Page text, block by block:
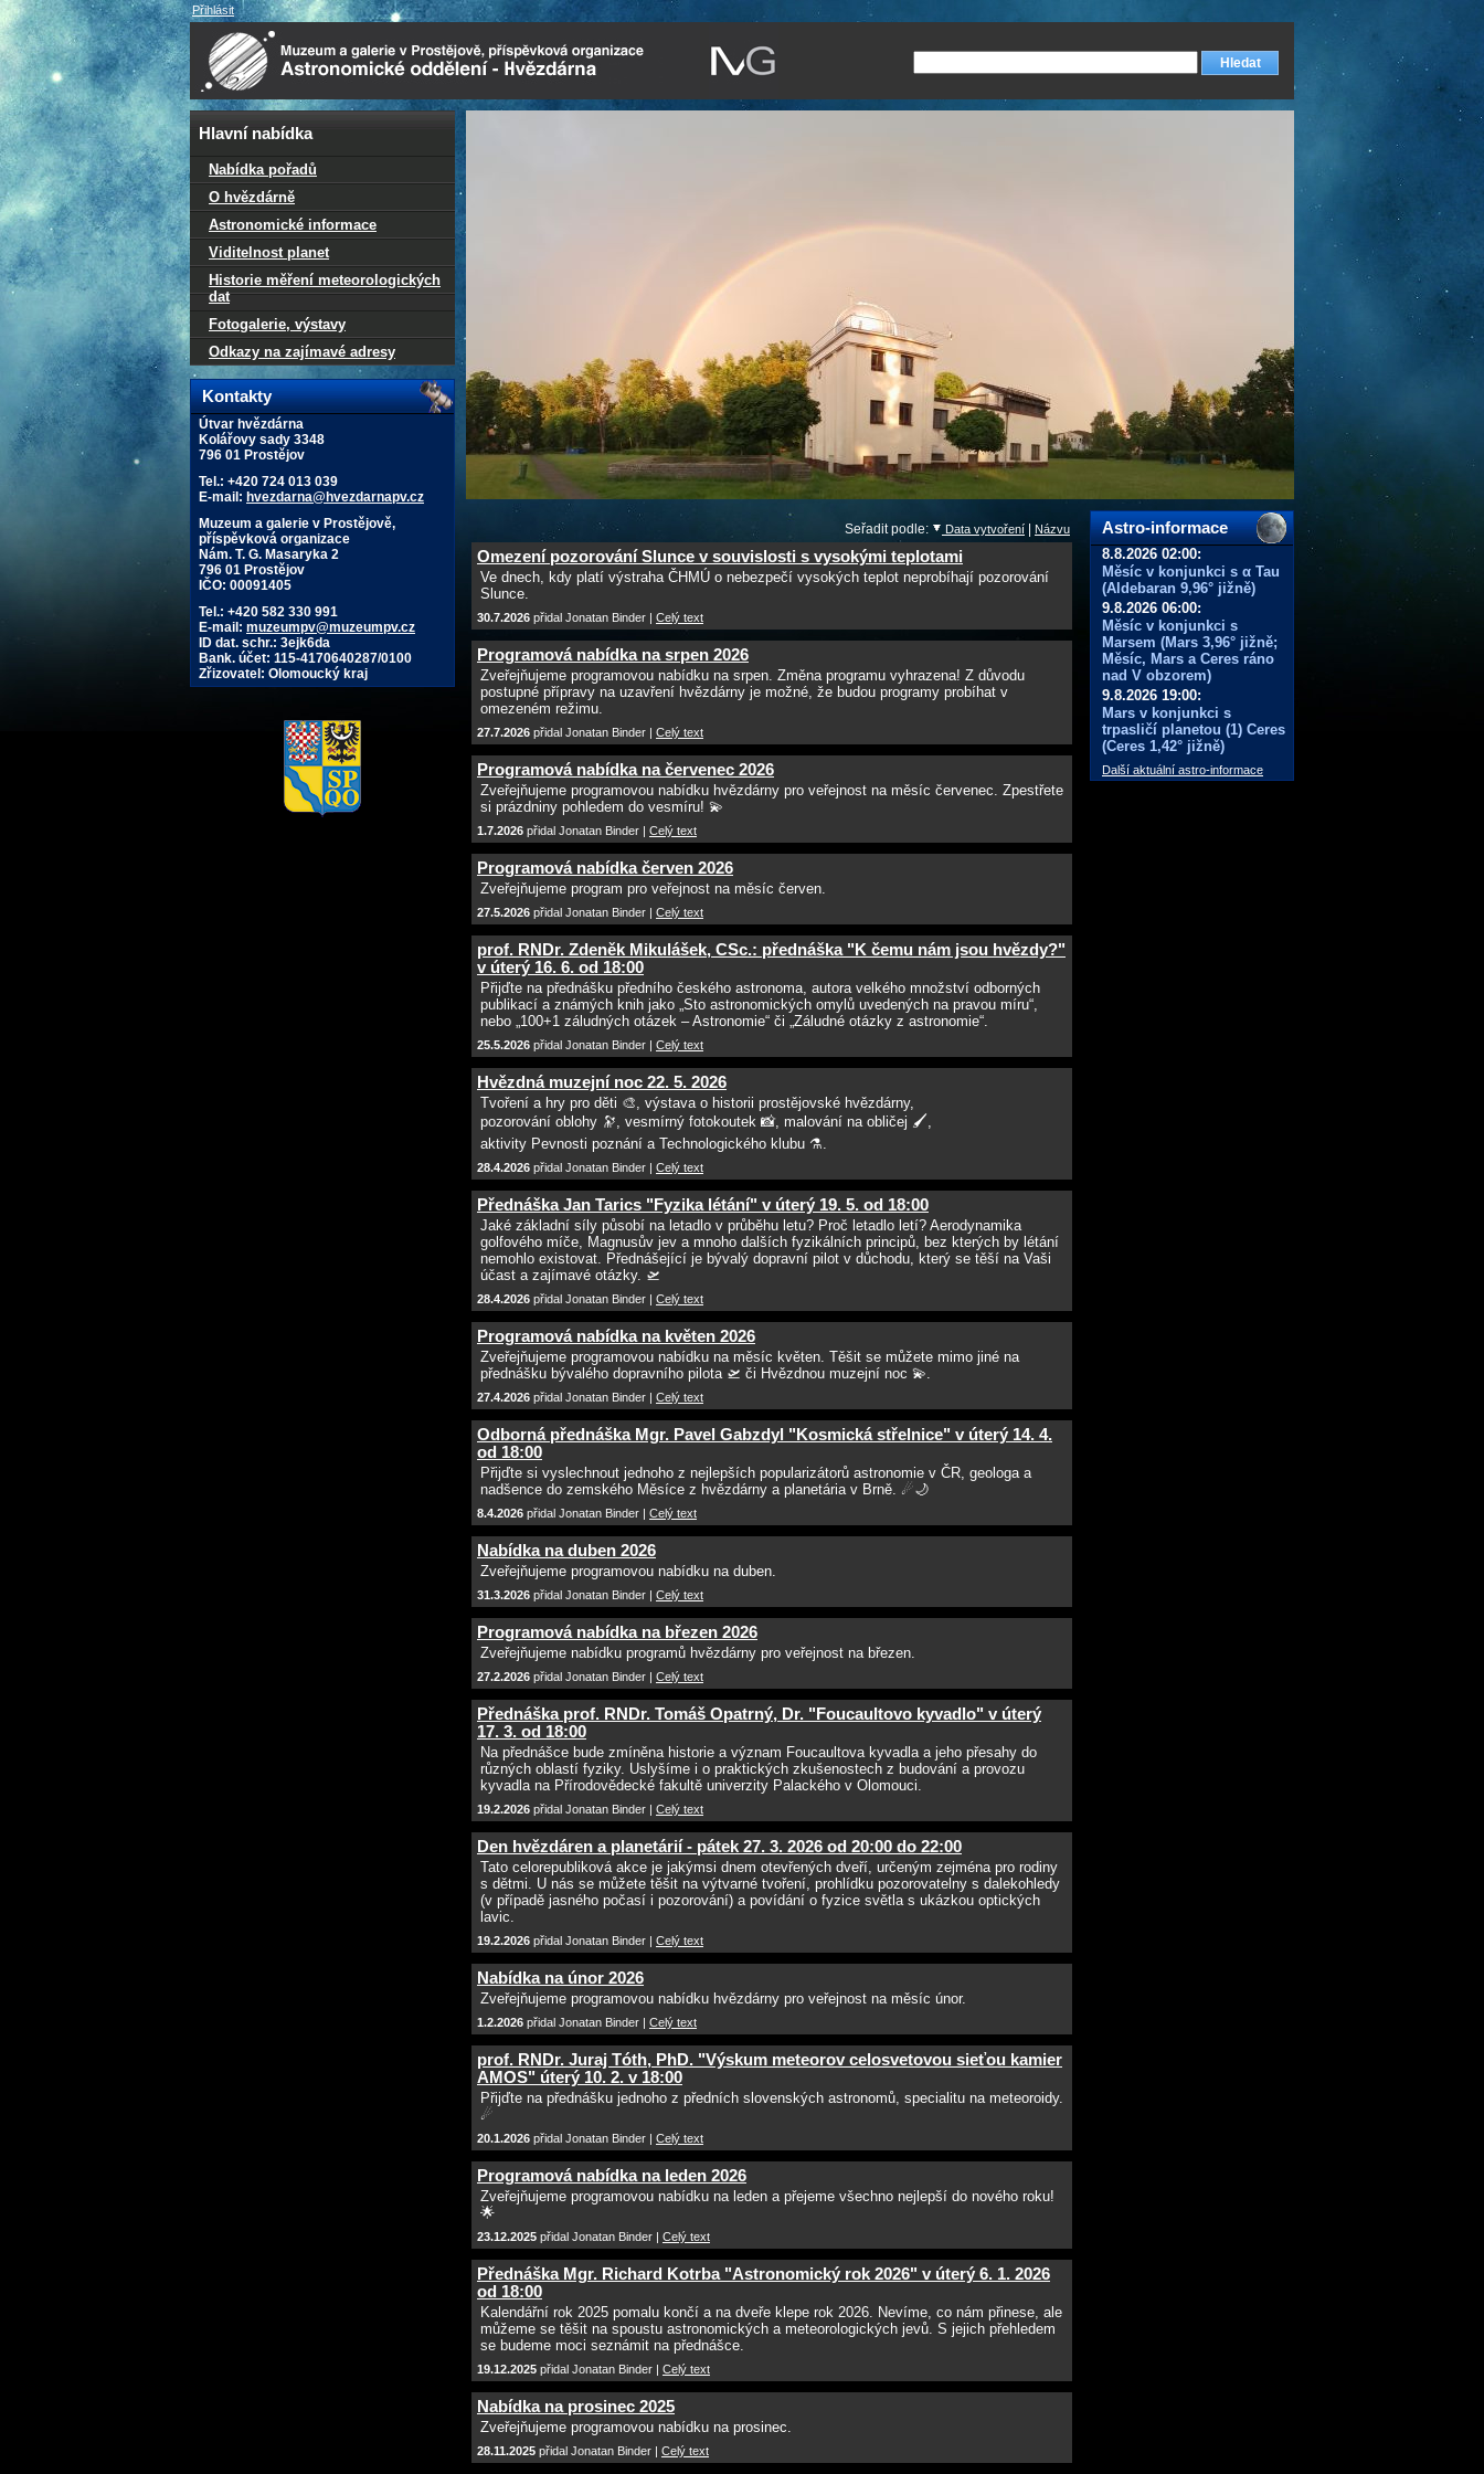
Hlavní nabídka
Nabídka pořadů
O hvězdárně
Astronomické informace
Viditelnost planet
Historie měření meteorologických
dat
Fotogalerie, výstavy
Odkazy na zajímavé adresy
Kontakty
Útvar hvězdárna
Kolářovy sady 3348
796 01 Prostějov
Tel.: +420 724 013 039
E-mail: hvezdarna@hvezdarnapv.cz
Muzeum a galerie v Prostějově,
příspěvková organizace
Nám. T. G. Masaryka 2
796 01 Prostějov
IČO: 00091405
Tel.: +420 582 330 991
E-mail: muzeumpv@muzeumpv.cz
ID dat. schr.: 3ejk6da
Bank. účet: 115-4170640287/0100
Zřizovatel: Olomoucký kraj
Seřadit podle: Data vytvoření Názvu
Omezení pozorování Slunce v souvislosti s vysokými teplotami
Ve dnech, kdy platí výstraha ČHMÚ o nebezpečí vysokých teplot neprobíhají pozorování
Slunce.
30.7.2026 přidal Jonatan Binder | Celý text
Programová nabídka na srpen 2026
Zveřejňujeme programovou nabídku na srpen. Změna programu vyhrazena! Z důvodu
postupné přípravy na uzavření hvězdárny je možné, že budou programy probíhat v
omezeném režimu.
27.7.2026 přidal Jonatan Binder | Celý text
Programová nabídka na červenec 2026
Zveřejňujeme programovou nabídku hvězdárny pro veřejnost na měsíc červenec. Zpestřete
si prázdniny pohledem do vesmíru! 💫
1.7.2026 přidal Jonatan Binder | Celý text
Programová nabídka červen 2026
Zveřejňujeme program pro veřejnost na měsíc červen.
27.5.2026 přidal Jonatan Binder | Celý text
prof. RNDr. Zdeněk Mikulášek, CSc.: přednáška "K čemu nám jsou hvězdy?"
v úterý 16. 6. od 18:00
Přijďte na přednášku předního českého astronoma, autora velkého množství odborných
publikací a známých knih jako „Sto astronomických omylů uvedených na pravou míru“,
nebo „100+1 záludných otázek – Astronomie“ či „Záludné otázky z astronomie“.
25.5.2026 přidal Jonatan Binder | Celý text
Hvězdná muzejní noc 22. 5. 2026
Tvoření a hry pro děti 🎨, výstava o historii prostějovské hvězdárny,
pozorování oblohy 🔭, vesmírný fotokoutek 📸, malování na obličej 🖌️,
aktivity Pevnosti poznání a Technologického klubu ⚗️.
28.4.2026 přidal Jonatan Binder | Celý text
Přednáška Jan Tarics "Fyzika létání" v úterý 19. 5. od 18:00
Jaké základní síly působí na letadlo v průběhu letu? Proč letadlo letí? Aerodynamika
golfového míče, Magnusův jev a mnoho dalších fyzikálních principů, bez kterých by létání
nemohlo existovat. Přednášející je bývalý dopravní pilot v důchodu, který se těší na Vaši
účast a zajímavé otázky. 🛫
28.4.2026 přidal Jonatan Binder | Celý text
Programová nabídka na květen 2026
Zveřejňujeme programovou nabídku na měsíc květen. Těšit se můžete mimo jiné na
přednášku bývalého dopravního pilota 🛫 či Hvězdnou muzejní noc 💫.
27.4.2026 přidal Jonatan Binder | Celý text
Odborná přednáška Mgr. Pavel Gabzdyl "Kosmická střelnice" v úterý 14. 4.
od 18:00
Přijďte si vyslechnout jednoho z nejlepších popularizátorů astronomie v ČR, geologa a
nadšence do zemského Měsíce z hvězdárny a planetária v Brně. ☄🌙
8.4.2026 přidal Jonatan Binder | Celý text
Nabídka na duben 2026
Zveřejňujeme programovou nabídku na duben.
31.3.2026 přidal Jonatan Binder | Celý text
Programová nabídka na březen 2026
Zveřejňujeme nabídku programů hvězdárny pro veřejnost na březen.
27.2.2026 přidal Jonatan Binder | Celý text
Přednáška prof. RNDr. Tomáš Opatrný, Dr. "Foucaultovo kyvadlo" v úterý
17. 3. od 18:00
Na přednášce bude zmíněna historie a význam Foucaultova kyvadla a jeho přesahy do
různých oblastí fyziky. Uslyšíme i o praktických zkušenostech z budování a provozu
kyvadla na Přírodovědecké fakultě univerzity Palackého v Olomouci.
19.2.2026 přidal Jonatan Binder | Celý text
Den hvězdáren a planetárií - pátek 27. 3. 2026 od 20:00 do 22:00
Tato celorepubliková akce je jakýmsi dnem otevřených dveří, určeným zejména pro rodiny
s dětmi. U nás se můžete těšit na výtvarné tvoření, prohlídku pozorovatelny s dalekohledy
(v případě jasného počasí i pozorování) a povídání o fyzice světla s ukázkou optických
lavic.
19.2.2026 přidal Jonatan Binder | Celý text
Nabídka na únor 2026
Zveřejňujeme programovou nabídku hvězdárny pro veřejnost na měsíc únor.
1.2.2026 přidal Jonatan Binder | Celý text
prof. RNDr. Juraj Tóth, PhD. "Výskum meteorov celosvetovou sieťou kamier
AMOS" úterý 10. 2. v 18:00
Přijďte na přednášku jednoho z předních slovenských astronomů, specialitu na meteoroidy.
☄
20.1.2026 přidal Jonatan Binder | Celý text
Programová nabídka na leden 2026
Zveřejňujeme programovou nabídku na leden a přejeme všechno nejlepší do nového roku!
🌟
23.12.2025 přidal Jonatan Binder | Celý text
Přednáška Mgr. Richard Kotrba "Astronomický rok 2026" v úterý 6. 1. 2026
od 18:00
Kalendářní rok 2025 pomalu končí a na dveře klepe rok 2026. Nevíme, co nám přinese, ale
můžeme se těšit na spoustu astronomických a meteorologických jevů. S jejich přehledem
se budeme moci seznámit na přednášce.
19.12.2025 přidal Jonatan Binder | Celý text
Nabídka na prosinec 2025
Zveřejňujeme programovou nabídku na prosinec.
28.11.2025 přidal Jonatan Binder | Celý text
Astro-informace
8.8.2026 02:00:
Měsíc v konjunkci s α Tau
(Aldebaran 9,96° jižně)
9.8.2026 06:00:
Měsíc v konjunkci s
Marsem (Mars 3,96° jižně;
Měsíc, Mars a Ceres ráno
nad V obzorem)
9.8.2026 19:00:
Mars v konjunkci s
trpasličí planetou (1) Ceres
(Ceres 1,42° jižně)
Další aktuální astro-informace
Přihlásit